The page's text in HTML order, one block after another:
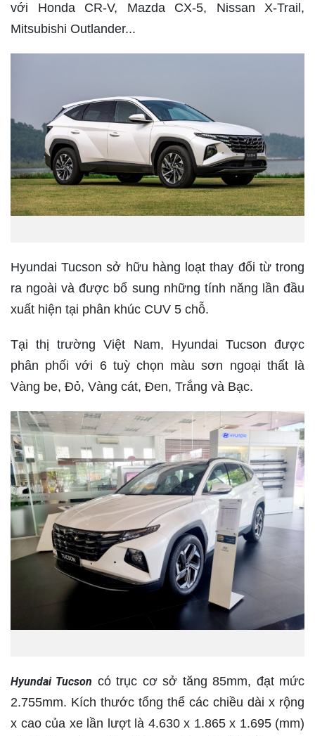
với Honda CR-V, Mazda CX-5, Nissan X-Trail,
Mitsubishi Outlander...
Hyundai Tucson sở hữu hàng loạt thay đổi từ trong
ra ngoài và được bổ sung những tính năng lần đầu
xuất hiện tại phân khúc CUV 5 chỗ.
Tại thị trường Việt Nam, Hyundai Tucson được
phân phối với 6 tuỳ chọn màu sơn ngoại thất là
Vàng be, Đỏ, Vàng cát, Đen, Trắng và Bạc.
Hyundai Tucson có trục cơ sở tăng 85mm, đạt mức
2.755mm. Kích thước tổng thể các chiều dài x rộng
x cao của xe lần lượt là 4.630 x 1.865 x 1.695 (mm)